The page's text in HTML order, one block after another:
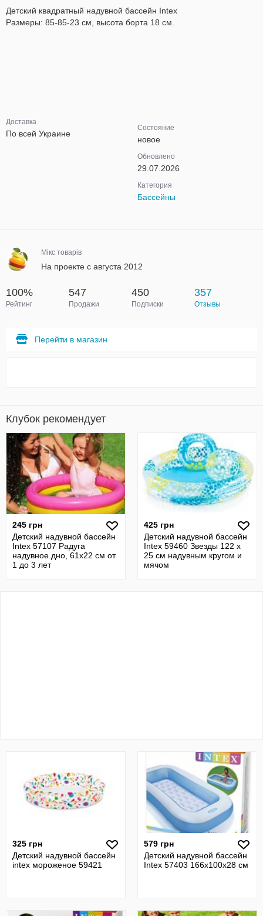
Детский квадратный надувной бассейн Intex
Размеры: 85-85-23 см, высота борта 18 см.
Доставка
По всей Украине
Состояние
новое
Обновлено
29.07.2026
Категория
Бассейны
Мікс товарів
На проекте с августа 2012
100%
Рейтинг
547
Продажи
450
Подписки
357
Отзывы
Перейти в магазин
Клубок рекомендует
245 грн
Детский надувной бассейн
Intex 57107 Радуга
надувное дно, 61х22 см от
1 до 3 лет
425 грн
Детский надувной бассейн
Intex 59460 Звезды 122 х
25 см надувным кругом и
мячом
325 грн
Детский надувной бассейн
intex мороженое 59421
579 грн
Детский надувной бассейн
Intex 57403 166х100х28 см